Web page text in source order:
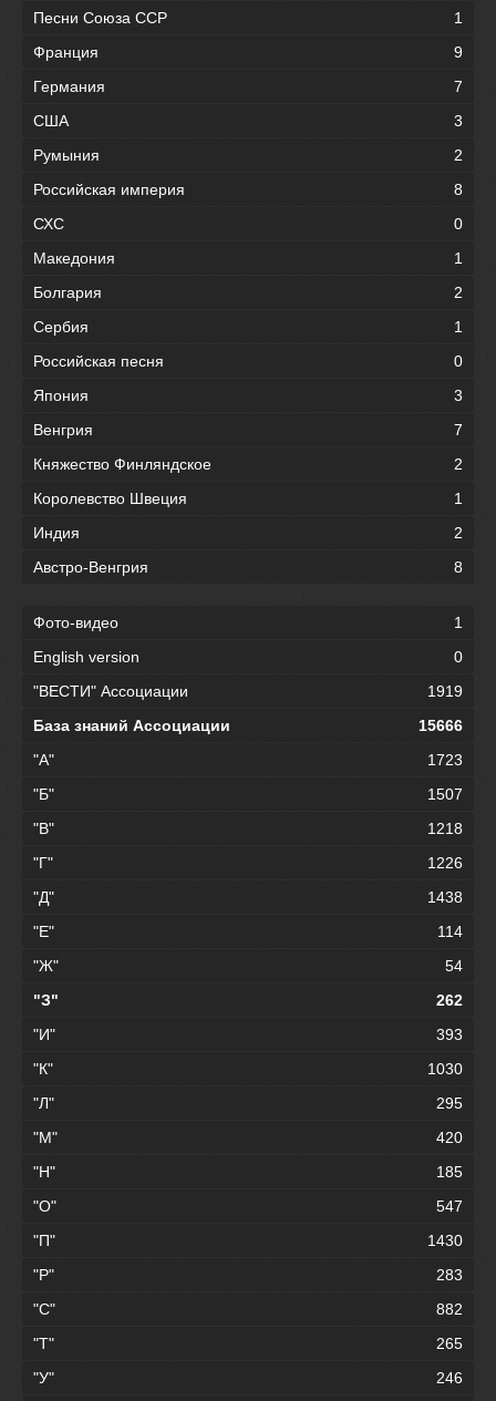
Песни Союза ССР
1
Франция
9
Германия
7
США
3
Румыния
2
Российская империя
8
СХС
0
Македония
1
Болгария
2
Сербия
1
Российская песня
0
Япония
3
Венгрия
7
Княжество Финляндское
2
Королевство Швеция
1
Индия
2
Австро-Венгрия
8
Фото-видео
1
English version
0
"ВЕСТИ" Ассоциации
1919
База знаний Ассоциации
15666
"А"
1723
"Б"
1507
"В"
1218
"Г"
1226
"Д"
1438
"Е"
114
"Ж"
54
"З"
262
"И"
393
"К"
1030
"Л"
295
"М"
420
"Н"
185
"О"
547
"П"
1430
"Р"
283
"С"
882
"Т"
265
"У"
246